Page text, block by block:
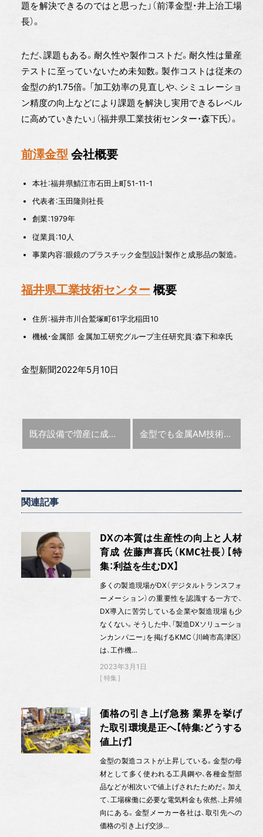
題を解決できるのではと思った」（前澤金型・井上治工場
長）。
ただ、課題もある。耐久性や製作コストだ。耐久性は量産
テストに至っていないため未知数。製作コストは従来の
金型の約1.75倍。「加工効率の見直しや、シミュレーショ
ン精度の向上などにより課題を解決し実用できるレベル
に高めていきたい」（福井県工業技術センター・森下氏）。
前澤金型 会社概要
本社：福井県鯖江市石田上町51-11-1
代表者：玉田隆則社長
創業：1979年
従業員：10人
事業内容：眼鏡のプラスチック金型設計製作と成形品の製造。
福井県工業技術センター 概要
住所：福井市川合鷲塚町61字北稲田10
機械・金属部 金属加工研究グループ主任研究員：森下和幸氏
金型新聞2022年5月10日
前の記事 :
既存設備で増産に成功した南信精機製作所のAM活用術 次の記事 :
金型でも金属AM技術の活用が広がる理由
関連記事
DXの本質は生産性の向上と人材
育成 佐藤声喜氏（KMC社長）【特
集：利益を生むDX】
多くの製造現場がDX（デジタルトランスフォ
ーメーション）の重要性を認識する一方で、
DX導入に苦労している企業や製造現場も少
なくない。そうした中、「製造DXソリューショ
ンカンパニー」を掲げるKMC（川崎市高津区）
は、工作機…
2023年3月1日
特集
価格の引き上げ急務 業界を挙げ
た取引環境是正へ【特集:どうする
値上げ】
金型の製造コストが上昇している。金型の母
材として多く使われる工具鋼や、各種金型部
品などが相次いで値上げされたためだ。加え
て、工場稼働に必要な電気料金も依然、上昇傾
向にある。金型メーカー各社は、取引先への
価格の引き上げ交渉…